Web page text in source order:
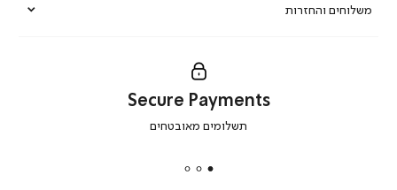
משלוחים והחזרות
secure
Secure Payments
תשלומים מאובטחים